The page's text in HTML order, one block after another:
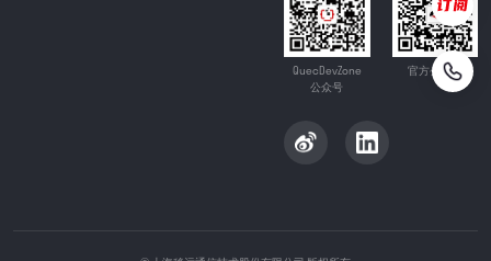
QuecDevZone
公众号
官方公众号